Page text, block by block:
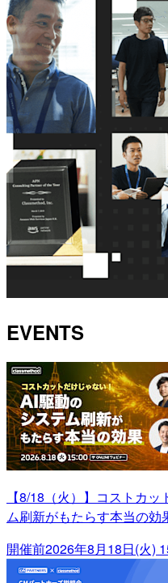
EVENTS
【8/18（火）】コストカ
ム刷新がもたらす本当の効
開催前2026年8月18日(火)